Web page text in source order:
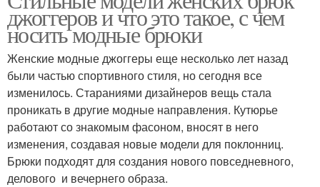
джоггеров и что это такое, с чем
носить модные брюки
Женские модные джоггеры еще несколько лет назад
были частью спортивного стиля, но сегодня все
изменилось. Стараниями дизайнеров вещь стала
проникать в другие модные направления. Кутюрье
работают со знакомым фасоном, вносят в него
изменения, создавая новые модели для поклонниц.
Брюки подходят для создания нового повседневного,
делового и вечернего образа.